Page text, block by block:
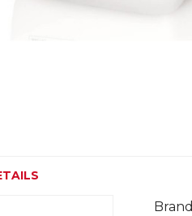
Brand